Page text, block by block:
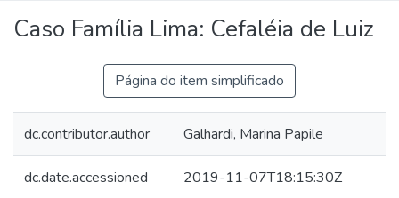
Estatísticas
Autoarquivamento
Sobre o RI-UFCSPA
FAQ
Caso Família Lima: Cefaléia de Luiz
Página do item simplificado
dc.contributor.author Galhardi, Marina Papile
dc.date.accessioned 2019-11-07T18:15:30Z